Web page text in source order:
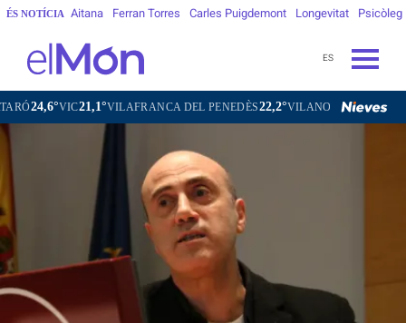
ÉS NOTÍCIA Aitana Ferran Torres Carles Puigdemont Longevitat Psicòleg
ES
VIC21,1°VILAFRANCA DEL PENEDÈS22,2°VILANOVA I LA GELTRÚ24,7°